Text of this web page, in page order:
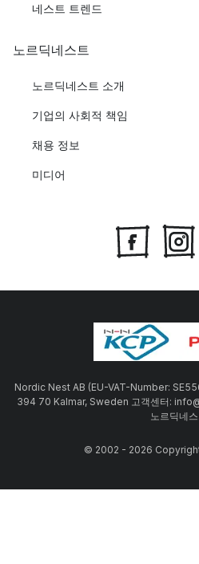
네스트 트렌드
노르딕네스트
노르딕네스트 소개
기업의 사회적 책임
채용 정보
미디어
Nordic Nest AB (EU-VAT-Number:
394 70 Kalmar, Sweden 고객센터:
노르딕네
© 2002 - 2026